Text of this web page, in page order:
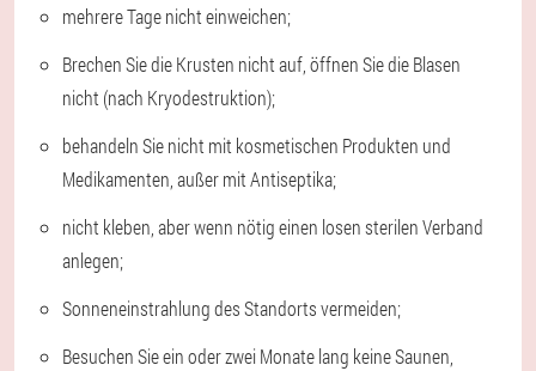
mehrere Tage nicht einweichen;
Brechen Sie die Krusten nicht auf, öffnen Sie die Blasen
nicht (nach Kryodestruktion);
behandeln Sie nicht mit kosmetischen Produkten und
Medikamenten, außer mit Antiseptika;
nicht kleben, aber wenn nötig einen losen sterilen Verband
anlegen;
Sonneneinstrahlung des Standorts vermeiden;
Besuchen Sie ein oder zwei Monate lang keine Saunen,